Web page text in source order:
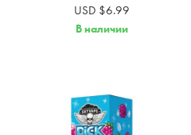
USD $6.99
В наличии